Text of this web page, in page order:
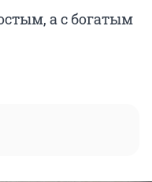
а с богатым